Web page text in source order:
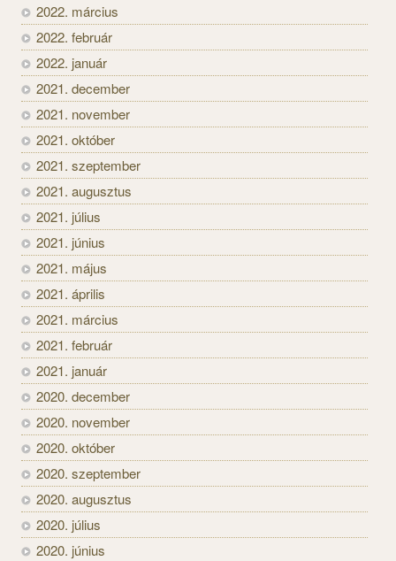
2022. március
2022. február
2022. január
2021. december
2021. november
2021. október
2021. szeptember
2021. augusztus
2021. július
2021. június
2021. május
2021. április
2021. március
2021. február
2021. január
2020. december
2020. november
2020. október
2020. szeptember
2020. augusztus
2020. július
2020. június